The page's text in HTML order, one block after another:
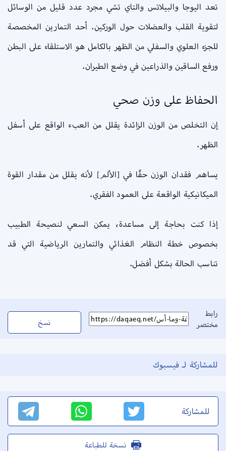
تعد اليوجا والبيلاتس والتاي تشي مجرد عدد قليل من الوسائل
لتقوية القلب والعضلات حول الوركين. أحد التمارين المخصصة
للجزء العلوي والسفلي من الظهر بالكامل هو الاستلقاء على البطن
ورفع الساقين والذراعين في وضع الطيران.
الحفاظ على وزن صحي
إن التخلص من الوزن الزائدة يقلل من العبء الواقع على أسفل
الظهر.
يساهم فقدان الوزن حقًا في [الألم] لأنه يقلل من مقدار القوة
الميكانيكية الواقعة على العمود الفقري.
إذا كنت بحاجة إلى مساعدة، يمكن السعي لنصيحة الطبيب
بخصوص خطة النظام الغذائي والتمارين الرياضية التي قد
تناسب الحالة بشكل أفضل.
رابط
مختصر
نسخ
للمشاركة لـ فيسبوك
للمشاركة
نسخة للطباعة